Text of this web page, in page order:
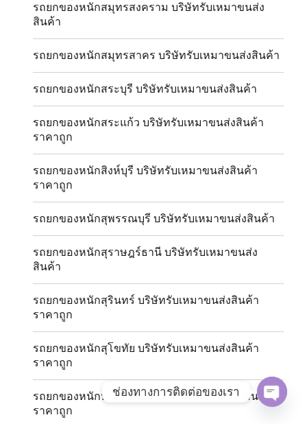
รถยกของหนักสมุทรสงคราม บริษัทรับเหมาขนส่ง
สินค้า
รถยกของหนักสมุทรสาคร บริษัทรับเหมาขนส่งสินค้า
รถยกของหนักสระบุรี บริษัทรับเหมาขนส่งสินค้า
รถยกของหนักสระแก้ว บริษัทรับเหมาขนส่งสินค้า
ราคาถูก
รถยกของหนักสิงห์บุรี บริษัทรับเหมาขนส่งสินค้า
ราคาถูก
รถยกของหนักสุพรรณบุรี บริษัทรับเหมาขนส่งสินค้า
รถยกของหนักสุราษฎร์ธานี บริษัทรับเหมาขนส่ง
สินค้า
รถยกของหนักสุรินทร์ บริษัทรับเหมาขนส่งสินค้า
ราคาถูก
รถยกของหนักสุโขทัย บริษัทรับเหมาขนส่งสินค้า
ราคาถูก
รถยกของหนักหนองคาย บริษัทรับเหมาขนส่งสินค้า
ราคาถูก
ช่องทางการติดต่อของเรา
OPEN